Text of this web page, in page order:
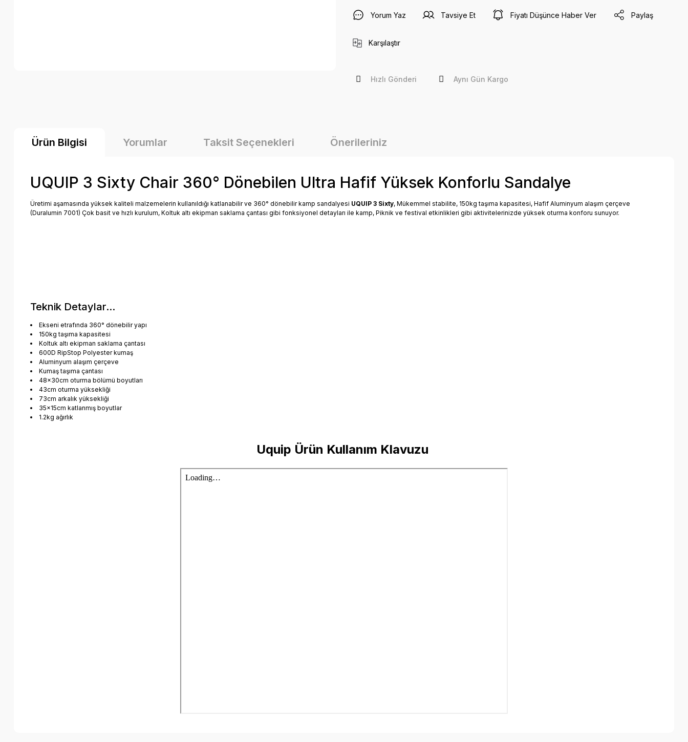
Yorum Yaz Tavsiye Et Fiyatı Düşünce Haber Ver Paylaş
Karşılaştır
Hızlı Gönderi Aynı Gün Kargo
Ürün Bilgisi Yorumlar Taksit Seçenekleri Önerileriniz
UQUIP 3 Sixty Chair 360° Dönebilen Ultra Hafif Yüksek Konforlu Sandalye
Üretimi aşamasında yüksek kaliteli malzemelerin kullanıldığı katlanabilir ve 360° dönebilir kamp sandalyesi UQUIP 3 Sixty, Mükemmel stabilite, 150kg taşıma kapasitesi, Hafif Aluminyum alaşım çerçeve
(Duralumin 7001) Çok basit ve hızlı kurulum, Koltuk altı ekipman saklama çantası gibi fonksiyonel detayları ile kamp, Piknik ve festival etkinlikleri gibi aktivitelerinizde yüksek oturma konforu sunuyor.
Teknik Detaylar...
Ekseni etrafında 360° dönebilir yapı
150kg taşıma kapasitesi
Koltuk altı ekipman saklama çantası
600D RipStop Polyester kumaş
Aluminyum alaşım çerçeve
Kumaş taşıma çantası
48x30cm oturma bölümü boyutları
43cm oturma yüksekliği
73cm arkalık yüksekliği
35x15cm katlanmış boyutlar
1.2kg ağırlık
Uquip Ürün Kullanım Klavuzu